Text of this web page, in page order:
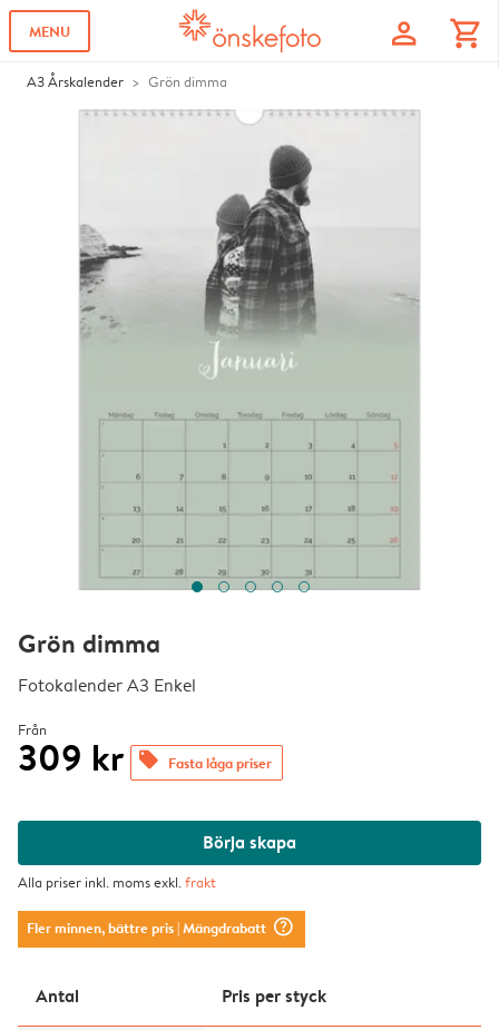
MENU profile shopping_cart
A3 Årskalender Grön dimma
Grön dimma
Fotokalender A3 Enkel
Från
309 kr offers Fasta låga priser
Börja skapa
Alla priser inkl. moms exkl.frakt
Fler minnen, bättre pris| Mängdrabatt question_mark_circle
Antal Pris per styck